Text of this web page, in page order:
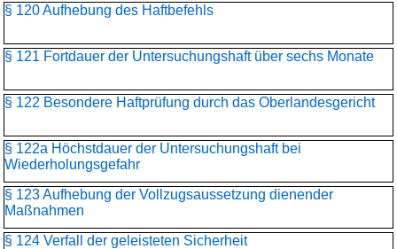
§ 120 Aufhebung des Haftbefehls
§ 121 Fortdauer der Untersuchungshaft über sechs Monate
§ 122 Besondere Haftprüfung durch das Oberlandesgericht
§ 122a Höchstdauer der Untersuchungshaft bei
Wiederholungsgefahr
§ 123 Aufhebung der Vollzugsaussetzung dienender
Maßnahmen
§ 124 Verfall der geleisteten Sicherheit